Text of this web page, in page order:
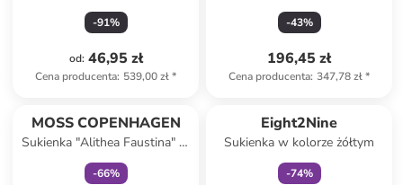
kremowym
-91%
od: 46,95 zł
Cena producenta: 539,00 zł*
-43%
196,45 zł
Cena producenta: 347,78 zł*
MOSS COPENHAGEN
Sukienka "Alithea Faustina" w
kolorze fioletowym
-66%
Eight2Nine
Sukienka w kolorze żółtym
-74%